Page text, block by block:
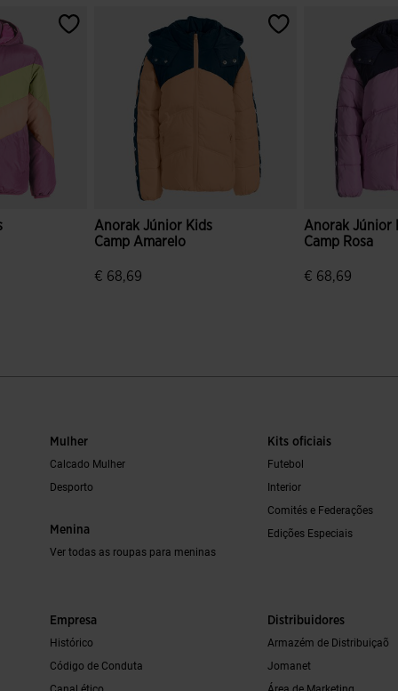
Anorak Júnior Kids
Camp Amarelo
€ 68,69
Anorak Júnior
Camp Rosa
€ 68,69
Mulher
Calcado Mulher
Desporto
Menina
Ver todas as roupas para meninas
Kits oficiais
Futebol
Interior
Comités e Federações
Edições Especiais
Empresa
Histórico
Código de Conduta
Distribuidores
Armazém de Distribuiçaõ
Jomanet